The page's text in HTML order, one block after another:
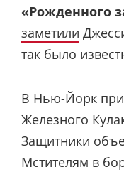
«Рожденного
заметили
так было
В Нью-Йорк
Железного
Защитники
Мстителям в